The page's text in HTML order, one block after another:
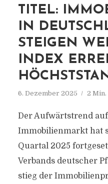
TITEL:
IN
STEIGEN
INDEX
6. Dezember 2025 2 Min.
Der Aufwärtstrend
Immobilienmarkt hat
Quartal 2025
Verbands deutscher
stieg der